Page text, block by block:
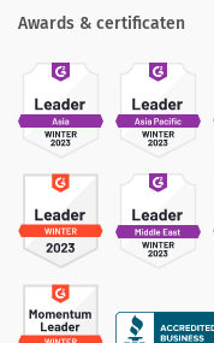
Awards & certificaten